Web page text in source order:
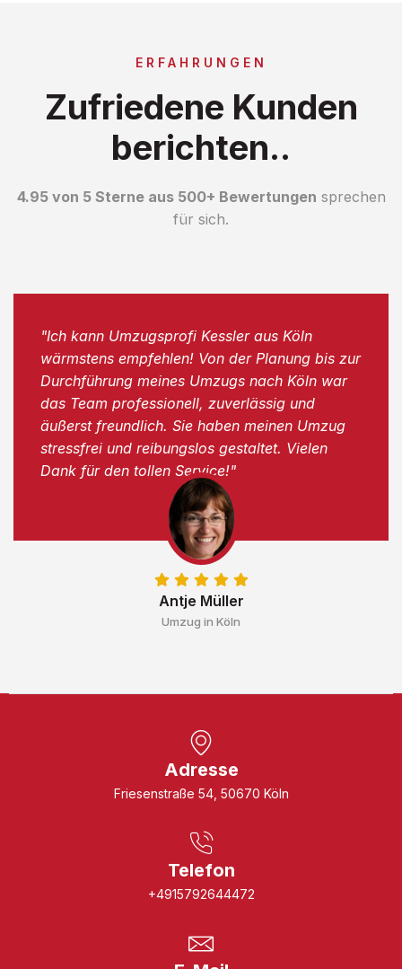
ERFAHRUNGEN
Zufriedene Kunden
berichten..
4.95 von 5 Sterne aus 500+ Bewertungen sprechen
für sich.
Antje Müller
Umzug in Köln
"Ich kann Umzugsprofi Kessler aus Köln
wärmstens empfehlen! Von der Planung bis zur
Durchführung meines Umzugs nach Köln war
das Team professionell, zuverlässig und
äußerst freundlich. Sie haben meinen Umzug
stressfrei und reibungslos gestaltet. Vielen
Dank für den tollen Service!"
Adresse
Friesenstraße 54, 50670 Köln
Telefon
+4915792644472